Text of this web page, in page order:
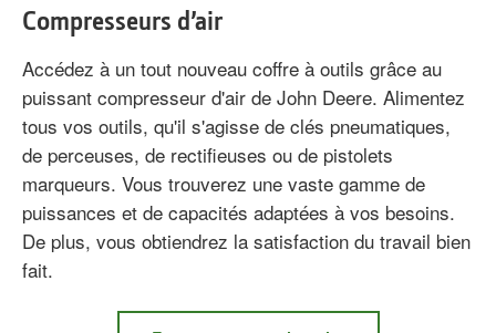
Compresseurs d’air
Accédez à un tout nouveau coffre à outils grâce au
puissant compresseur d'air de John Deere. Alimentez
tous vos outils, qu'il s'agisse de clés pneumatiques,
de perceuses, de rectifieuses ou de pistolets
marqueurs. Vous trouverez une vaste gamme de
puissances et de capacités adaptées à vos besoins.
De plus, vous obtiendrez la satisfaction du travail bien
fait.